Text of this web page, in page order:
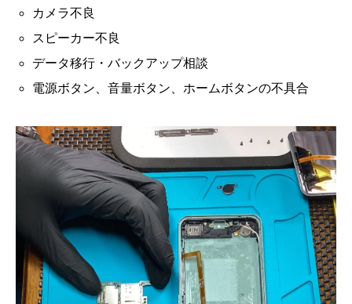
カメラ不良
スピーカー不良
データ移行・バックアップ相談
電源ボタン、音量ボタン、ホームボタンの不具合